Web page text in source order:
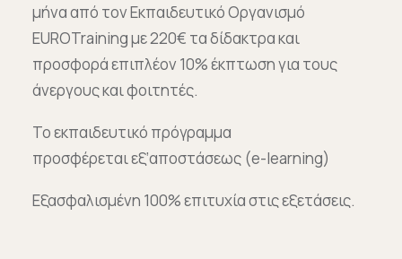
μήνα από τον Εκπαιδευτικό Οργανισμό
EUROTraining με 220€ τα δίδακτρα και
προσφορά επιπλέον 10% έκπτωση για τους
άνεργους και φοιτητές.
Το εκπαιδευτικό πρόγραμμα
προσφέρεται εξ’αποστάσεως (e-learning)
Εξασφαλισμένη 100% επιτυχία στις εξετάσεις.